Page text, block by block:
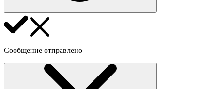
Сообщение отправлено